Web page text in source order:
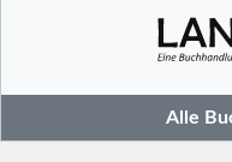
Alle